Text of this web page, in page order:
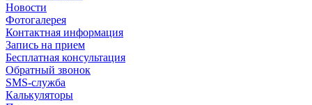
Новости
Фотогалерея
Контактная информация
Запись на прием
Бесплатная консультация
Обратный звонок
SMS-служба
Калькуляторы